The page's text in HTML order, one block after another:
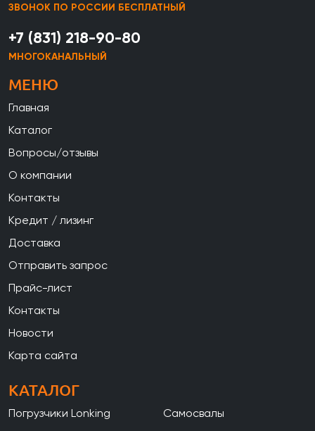
ЗВОНОК ПО РОССИИ БЕСПЛАТНЫЙ
+7 (831) 218-90-80
МНОГОКАНАЛЬНЫЙ
МЕНЮ
Главная
Каталог
Вопросы/отзывы
О компании
Контакты
Кредит / лизинг
Доставка
Отправить запрос
Прайс-лист
Контакты
Новости
Карта сайта
КАТАЛОГ
Погрузчики Lonking
Самосвалы